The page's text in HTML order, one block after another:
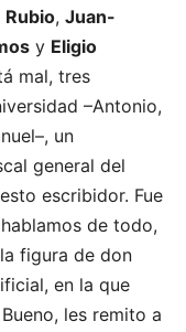
Rubio, Juan-
y Eligio
mal, tres
–Antonio,
un
general del
escribidor. Fue
de todo,
figura de don
en la que
les remito a